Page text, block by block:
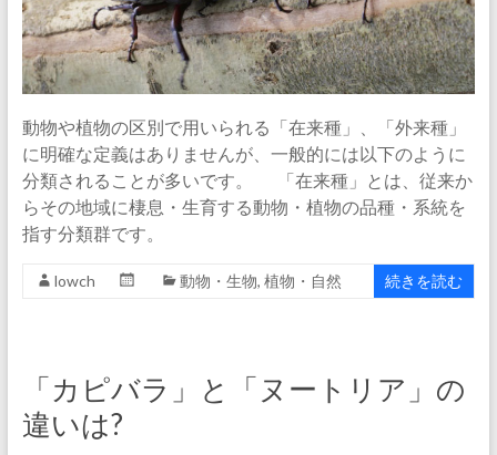
動物や植物の区別で用いられる「在来種」、「外来種」
に明確な定義はありませんが、一般的には以下のように
分類されることが多いです。 「在来種」とは、従来か
らその地域に棲息・生育する動物・植物の品種・系統を
指す分類群です。
lowch 動物・生物, 植物・自然 続きを読む
「カピバラ」と「ヌートリア」の
違いは?